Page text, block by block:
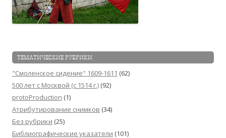
ТЕМАТИЧЕСКИЕ РУБРИКИ
"Смоленское сидение" 1609-1611 (62)
500 лет с Москвой (c 1514 г.) (92)
protoProduction (1)
Атрибутирование снимков (34)
Без рубрики (25)
Библиографические указатели (101)